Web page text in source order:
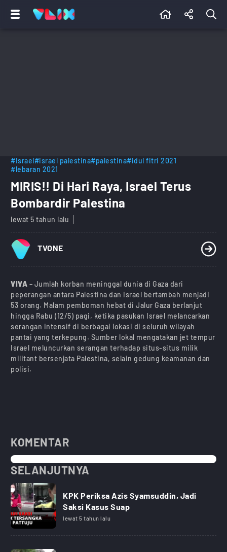
#Israel#israel palestina#palestina#idul fitri 2021
#lebaran 2021
MIRIS!! Di Hari Raya, Israel Terus
Bombardir Palestina
lewat 5 tahun lalu
TVONE
VIVA – Jumlah korban meninggal dunia di Gaza dari
peperangan antara Palestina dan Israel bertambah menjadi
53 orang. Malam pemboman hebat di Jalur Gaza berlanjut
hingga Rabu (12/5) pagi, ketika pasukan Israel melancarkan
serangan intensif di berbagai lokasi di seluruh wilayah
pantai yang terkepung. Sumber lokal mengatakan jet tempur
Israel meluncurkan serangan terhadap situs-situs milik
militant bersenjata Palestina, selain gedung keamanan dan
polisi.
KOMENTAR
SELANJUTNYA
KPK Periksa Azis Syamsuddin, Jadi
Saksi Kasus Suap
lewat 5 tahun lalu